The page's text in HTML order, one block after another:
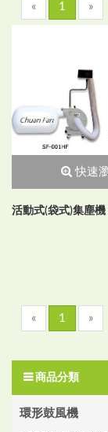
« 1 »
快速
活動式(袋式)集塵機
« 1 »
商品分類
環形鼓風機